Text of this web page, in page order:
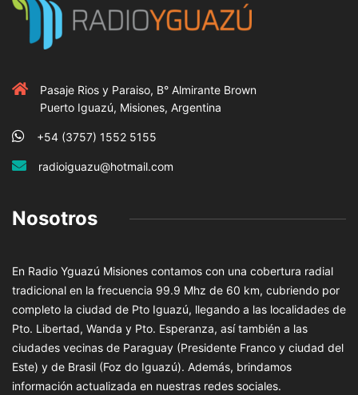
Pasaje Rios y Paraiso, B° Almirante Brown
Puerto Iguazú, Misiones, Argentina
+54 (3757) 1552 5155
radioiguazu@hotmail.com
Nosotros
En Radio Yguazú Misiones contamos con una cobertura radial
tradicional en la frecuencia 99.9 Mhz de 60 km, cubriendo por
completo la ciudad de Pto Iguazú, llegando a las localidades de
Pto. Libertad, Wanda y Pto. Esperanza, así también a las
ciudades vecinas de Paraguay (Presidente Franco y ciudad del
Este) y de Brasil (Foz do Iguazú). Además, brindamos
información actualizada en nuestras redes sociales.